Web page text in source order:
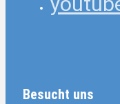
Besucht uns